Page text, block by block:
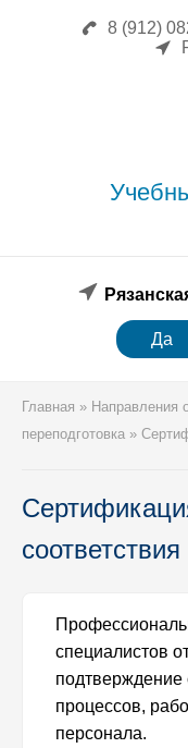
8 (912)
Да
Главная » Направления
переподготовка »
соответствия
специалистов
подтверждение
процессов,
персонала.
Повышение
Форма заявки
Образец диплома
Аттестация
Системы
Реквизиты
Координаты